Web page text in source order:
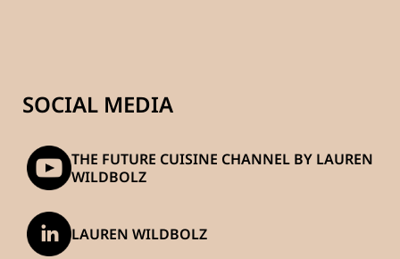
SOCIAL MEDIA
THE FUTURE CUISINE CHANNEL BY LAUREN
WILDBOLZ
LAUREN WILDBOLZ